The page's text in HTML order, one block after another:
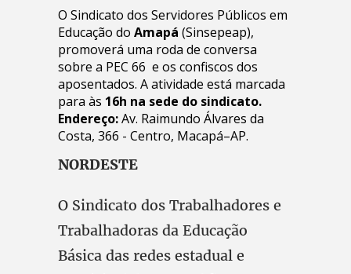
O Sindicato dos Servidores Públicos em
Educação do Amapá (Sinsepeap),
promoverá uma roda de conversa
sobre a PEC 66 e os confiscos dos
aposentados. A atividade está marcada
para às 16h na sede do sindicato.
Endereço:Av. Raimundo Álvares da
Costa, 366 - Centro, Macapá–AP.
NORDESTE
O Sindicato dos Trabalhadores e
Trabalhadoras da Educação
Básica das redes estadual e